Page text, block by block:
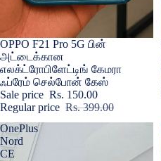
Sale
OPPO F21 Pro 5G பின்
அட்டைக்கான
எலக்ட்ரோபிளேட்டிங் கேமரா
ஃப்ரேம் செல்போன் கேஸ்
Sale price Rs. 150.00
Regular price Rs. 399.00
OnePlus
Nord
CE